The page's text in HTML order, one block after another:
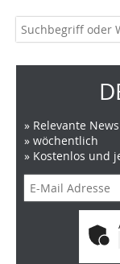
» Relevante
» wöchentlich
» Kostenlos und